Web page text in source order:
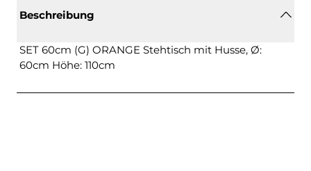
Beschreibung
SET 60cm (G) ORANGE Stehtisch mit Husse, Ø:
60cm Höhe: 110cm